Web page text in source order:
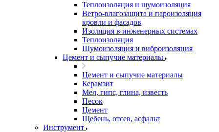
Теплоизоляция и шумоизоляция
Ветро-влагозащита и пароизоляция
кровли и фасадов
Изоляция в инженерных системах
Теплоизоляция
Шумоизоляция и виброизоляция
Цемент и сыпучие материалы
Цемент и сыпучие материалы
Керамзит
Мел, гипс, глина, известь
Песок
Цемент
Щебень, отсев, асфальт
Инструмент